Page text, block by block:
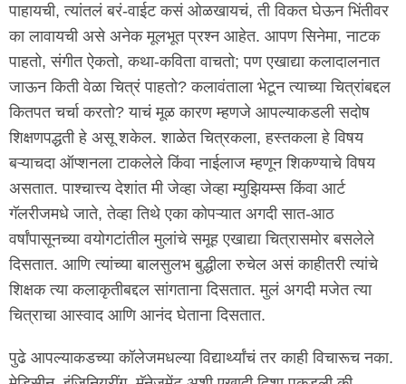
पाहायची, त्यांतलं बरं-वाईट कसं ओळखायचं, ती विकत घेऊन भिंतीवर
का लावायची असे अनेक मूलभूत प्रश्न आहेत. आपण सिनेमा, नाटक
पाहतो, संगीत ऐकतो, कथा-कविता वाचतो; पण एखाद्या कलादालनात
जाऊन किती वेळा चित्रं पाहतो? कलावंताला भेटून त्याच्या चित्रांबद्दल
कितपत चर्चा करतो? याचं मूळ कारण म्हणजे आपल्याकडली सदोष
शिक्षणपद्धती हे असू शकेल. शाळेत चित्रकला, हस्तकला हे विषय
बऱ्याचदा ऑप्शनला टाकलेले किंवा नाईलाज म्हणून शिकण्याचे विषय
असतात. पाश्चात्त्य देशांत मी जेव्हा जेव्हा म्युझियम्स किंवा आर्ट
गॅलरीजमधे जाते, तेव्हा तिथे एका कोपऱ्यात अगदी सात-आठ
वर्षांपासूनच्या वयोगटांतील मुलांचे समूह एखाद्या चित्रासमोर बसलेले
दिसतात. आणि त्यांच्या बालसुलभ बुद्धीला रुचेल असं काहीतरी त्यांचे
शिक्षक त्या कलाकृतीबद्दल सांगताना दिसतात. मुलं अगदी मजेत त्या
चित्राचा आस्वाद आणि आनंद घेताना दिसतात.
पुढे आपल्याकडच्या कॉलेजमधल्या विद्यार्थ्यांचं तर काही विचारूच नका.